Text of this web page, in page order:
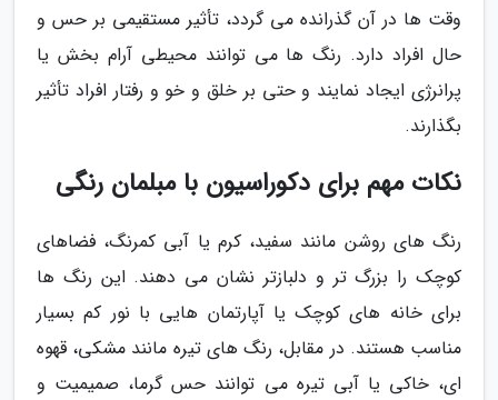
وقت ها در آن گذرانده می گردد، تأثیر مستقیمی بر حس و
حال افراد دارد. رنگ ها می توانند محیطی آرام بخش یا
پرانرژی ایجاد نمایند و حتی بر خلق و خو و رفتار افراد تأثیر
بگذارند.
نکات مهم برای دکوراسیون با مبلمان رنگی
رنگ های روشن مانند سفید، کرم یا آبی کمرنگ، فضاهای
کوچک را بزرگ تر و دلبازتر نشان می دهند. این رنگ ها
برای خانه های کوچک یا آپارتمان هایی با نور کم بسیار
مناسب هستند. در مقابل، رنگ های تیره مانند مشکی، قهوه
ای، خاکی یا آبی تیره می توانند حس گرما، صمیمیت و